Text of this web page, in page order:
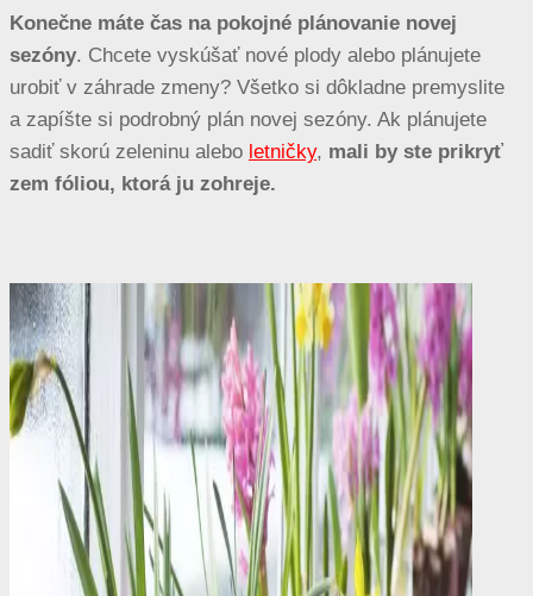
Konečne máte čas na pokojné plánovanie novej
sezóny. Chcete vyskúšať nové plody alebo plánujete
urobiť v záhrade zmeny? Všetko si dôkladne premyslite
a zapíšte si podrobný plán novej sezóny. Ak plánujete
sadiť skorú zeleninu alebo letničky, mali by ste prikryť
zem fóliou, ktorá ju zohreje.